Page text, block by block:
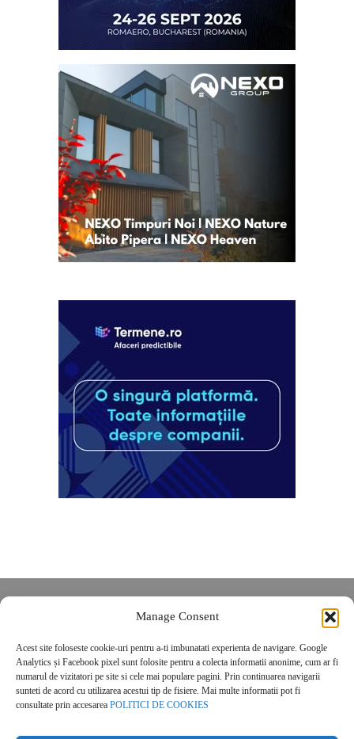
Manage Consent
Acest site foloseste cookie-uri pentru a-ti imbunatati experienta de navigare. Google
Analytics și Facebook pixel sunt folosite pentru a colecta informatii anonime, cum ar fi
numarul de vizitatori pe site si cele mai populare pagini. Prin continuarea navigarii
sunteti de acord cu utilizarea acestui tip de fisiere. Mai multe informatii pot fi
consultate prin accesarea POLITICI DE COOKIES
POLITICĂ DE CONFIDENȚIALITATE
Politica de cookies